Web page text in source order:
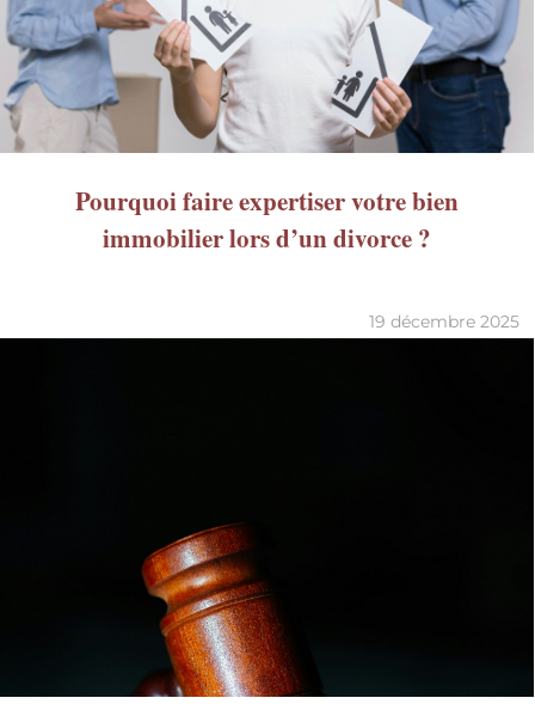
Pourquoi faire expertiser votre bien
immobilier lors d’un divorce ?
19 décembre 2025